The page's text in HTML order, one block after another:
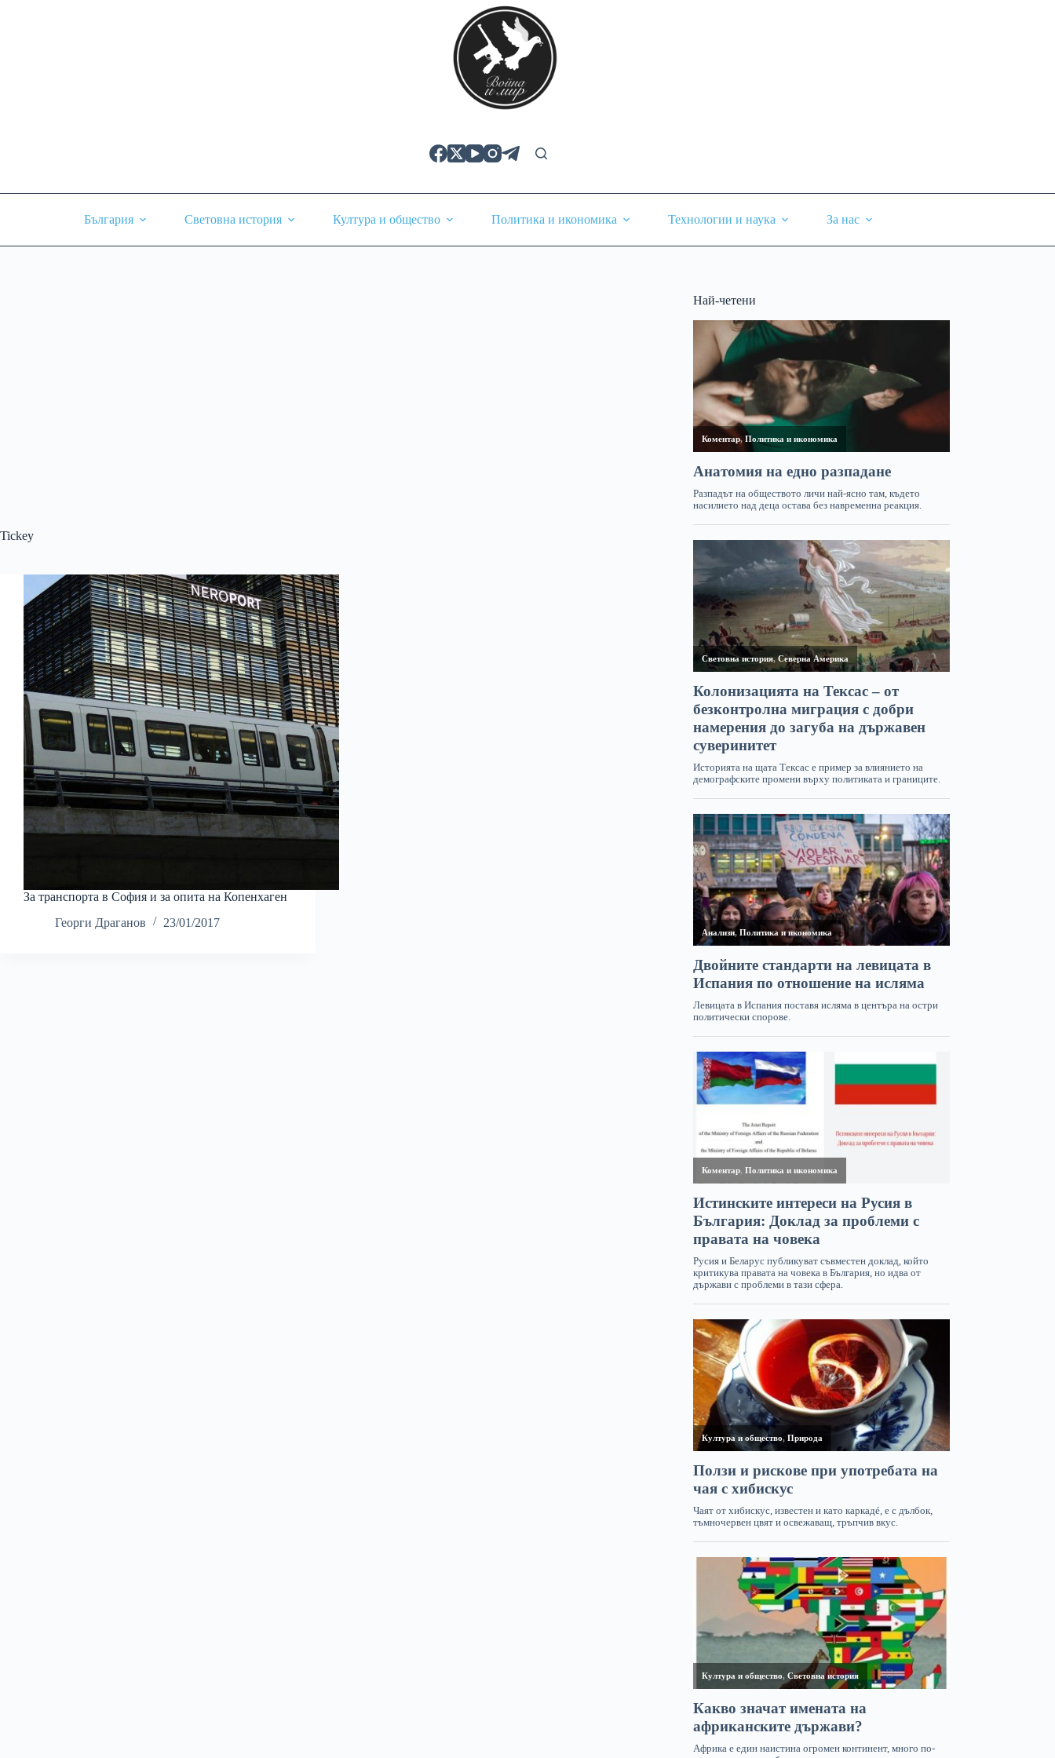
България Световна история Култура и общество Политика и икономика Технологии и наука За нас
Tickey
За транспорта в София и за опита на Копенхаген
Георги Драганов
23/01/2017
Най-четени